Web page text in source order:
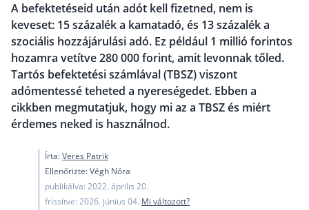
Nyugdíj előtakarékossági számla (NYESZ)
Nyugdíj tanácsadás 🪙
Nyugdíj megtakarítás – Így válassz
Magánnyugdíjpénztár összefoglaló
Nyugdíjkorhatár táblázat és útmutató
Nyugdíj kisokos – A magyar nyugdíjrendszer
működése
Önkéntes Nyugdíjpénztárak hozamai
Nyugdíjbiztosítás
A befektetéseid után adót kell fizetned, nem is
keveset: 15 százalék a kamatadó, és 13 százalék a
szociális hozzájárulási adó. Ez például 1 millió forintos
hozamra vetítve 280 000 forint, amit levonnak tőled.
Tartós befektetési számlával (TBSZ) viszont
adómentessé teheted a nyereségedet. Ebben a
cikkben megmutatjuk, hogy mi az a TBSZ és miért
érdemes neked is használnod.
Írta:Veres Patrik
Ellenőrizte: Végh Nóra
publikálva: 2022. április 20.
frissítve: 2026. június 04. Mi változott?